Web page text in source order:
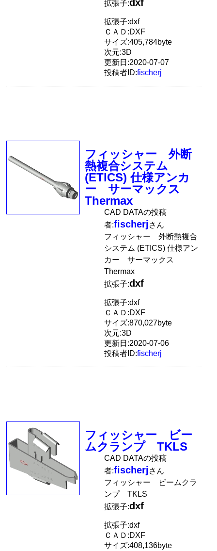
拡張子:dxf
拡張子:dxf
ＣＡＤ:DXF
サイズ:405,784byte
次元:3D
更新日:2020-07-07
投稿者ID:fischerj
フィッシャー 外断
熱複合システム
(ETICS) 仕様アンカ
ー サーマックス
Thermax
CAD DATAの投稿
者:fischerjさん
フィッシャー 外断熱複合
システム (ETICS) 仕様アン
カー サーマックス
Thermax
拡張子:dxf
拡張子:dxf
ＣＡＤ:DXF
サイズ:870,027byte
次元:3D
更新日:2020-07-06
投稿者ID:fischerj
フィッシャー ビー
ムクランプ TKLS
CAD DATAの投稿
者:fischerjさん
フィッシャー ビームクラ
ンプ TKLS
拡張子:dxf
拡張子:dxf
ＣＡＤ:DXF
サイズ:408,136byte